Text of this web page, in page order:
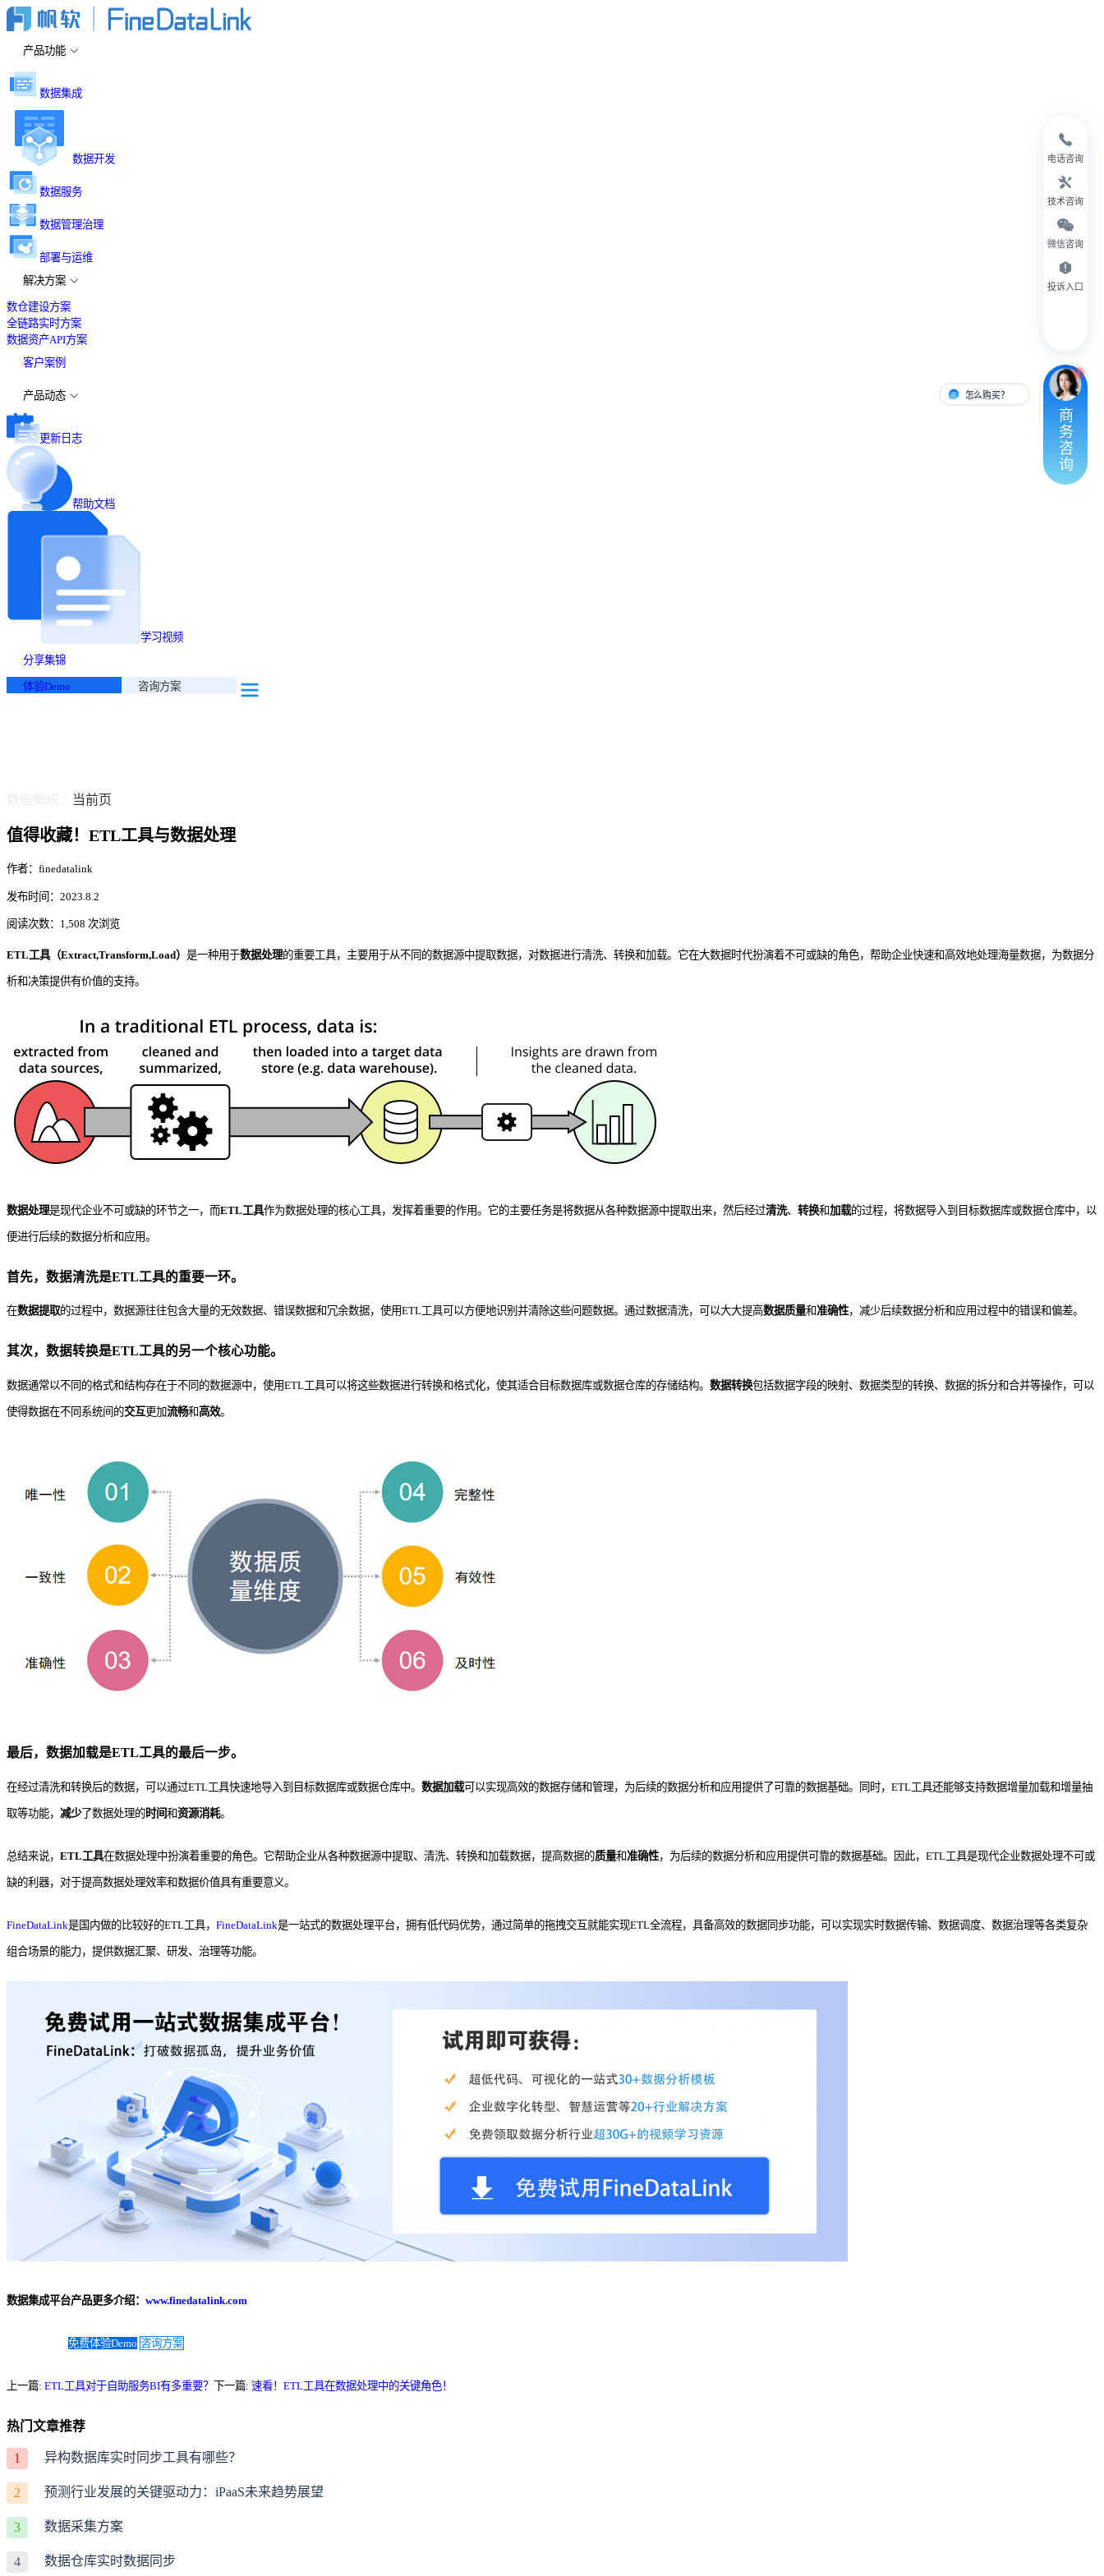
产品功能
数据集成
数据开发
数据服务
数据管理治理
部署与运维
解决方案
数仓建设方案
全链路实时方案
数据资产API方案
客户案例
产品动态
更新日志
帮助文档
学习视频
分享集锦
体验Demo 咨询方案
当前页
值得收藏！ETL工具与数据处理
作者：finedatalink
发布时间：2023.8.2
阅读次数：1,508 次浏览
ETL工具（Extract,Transform,Load） 是一种用于数据处理的重要工具，主要用于从不同的数据源中提取数据，对数据进行清洗、转换和加载。它在大数据时代扮演着不可或缺的角色，帮助企业快速和高效地处理海量数据，为数据分
析和决策提供有价值的支持。
数据处理是现代企业不可或缺的环节之一，而ETL工具作为数据处理的核心工具，发挥着重要的作用。它的主要任务是将数据从各种数据源中提取出来，然后经过清洗、 转换和加载的过程，将数据导入到目标数据库或数据仓库中，以
便进行后续的数据分析和应用。
首先， 数据清洗是ETL工具的重要一环。
在数据提取的过程中，数据源往往包含大量的无效数据、错误数据和冗余数据，使用ETL工具可以方便地识别并清除这些问题数据。通过数据清洗，可以大大提高数据质量和准确性，减少后续数据分析和应用过程中的错误和偏差。
其次， 数据转换是ETL工具的另一个核心功能。
数据通常以不同的格式和结构存在于不同的数据源中，使用ETL工具可以将这些数据进行转换和格式化，使其适合目标数据库或数据仓库的存储结构。 数据转换包括数据字段的映射、数据类型的转换、数据的拆分和合并等操作，可以
使得数据在不同系统间的交互更加流畅和高效。
最后， 数据加载是ETL工具的最后一步。
在经过清洗和转换后的数据，可以通过ETL工具快速地导入到目标数据库或数据仓库中。 数据加载可以实现高效的数据存储和管理，为后续的数据分析和应用提供了可靠的数据基础。同时，ETL工具还能够支持数据增量加载和增量抽
取等功能， 减少了数据处理的时间 和资源消耗。
总结来说， ETL工具在数据处理中扮演着重要的角色。它帮助企业从各种数据源中提取、清洗、转换和加载数据，提高数据的质量和准确性，为后续的数据分析和应用提供可靠的数据基础。因此，ETL工具是现代企业数据处理不可或
缺的利器，对于提高数据处理效率和数据价值具有重要意义。
FineDataLink是国内做的比较好的ETL工具， FineDataLink是一站式的数据处理平台，拥有低代码优势，通过简单的拖拽交互就能实现ETL全流程，具备高效的数据同步功能，可以实现实时数据传输、数据调度、数据治理等各类复杂
组合场景的能力，提供数据汇聚、研发、治理等功能。
数据集成平台产品更多介绍： www.finedatalink.com
免费体验Demo 咨询方案
上一篇: ETL工具对于自助服务BI有多重要？ 下一篇: 速看！ETL工具在数据处理中的关键角色！
热门文章推荐
1 异构数据库实时同步工具有哪些？
2 预测行业发展的关键驱动力：iPaaS未来趋势展望
3 数据采集方案
4 数据仓库实时数据同步
电话咨询
技术咨询
微信咨询
投诉入口
怎么购买？ 有人对接
商
务
咨
询